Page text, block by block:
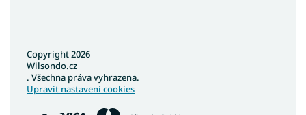
Copyright 2026
Wilsondo.cz
. Všechna práva vyhrazena.
Upravit nastavení cookies